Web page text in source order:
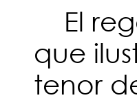
El
que
tenor